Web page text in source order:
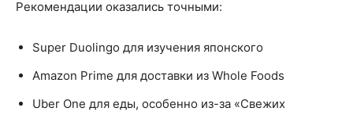
Рекомендации оказались точными:
Super Duolingo для изучения японского
Amazon Prime для доставки из Whole Foods
Uber One для еды, особенно из-за «Свежих